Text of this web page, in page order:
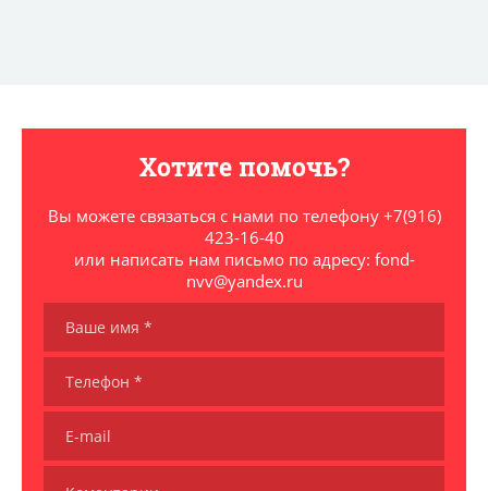
Хотите помочь?
Вы можете связаться с нами по телефону +7(916)
423-16-40
или написать нам письмо по адресу: fond-
nvv@yandex.ru